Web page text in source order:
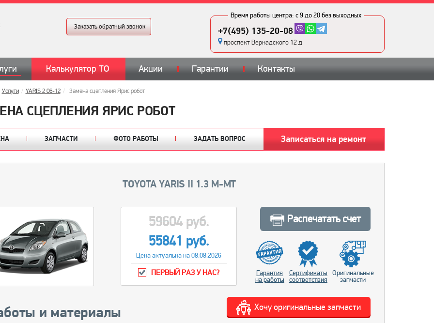
Заказать обратный звонок
Время работы центра: с 9 до 20 без выходных
+7(495) 135-20-08
проспект Вернадского 12 д
Калькулятор ТО Акции Гарантии Контакты
Услуги YARIS 2 06-12 Замена сцепления Ярис робот
СЦЕПЛЕНИЯ ЯРИС РОБОТ
ЗАПЧАСТИ ФОТО РАБОТЫ ЗАДАТЬ ВОПРОС Записаться на ремонт
TOYOTA YARIS II 1.3 M-MT
59604 руб.
55841 руб.
Цена актуальна на 08.08.2026
ПЕРВЫЙ РАЗ У НАС?
Распечатать счет
Гарантия
на работы
Сертификаты
соответствия
Оригинальные
запчасти
Хочу оригинальные запчасти
и материалы